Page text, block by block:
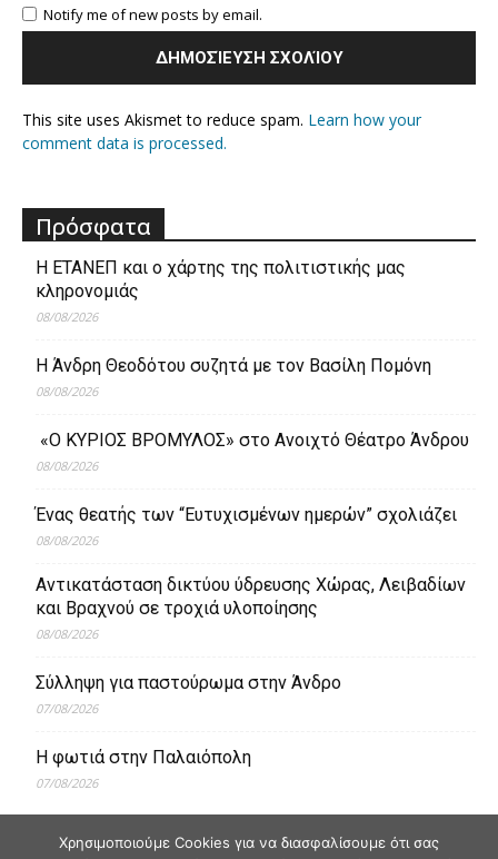
Notify me of new posts by email.
This site uses Akismet to reduce spam. Learn how your
comment data is processed.
Πρόσφατα
Η ΕΤΑΝΕΠ και ο χάρτης της πολιτιστικής μας
κληρονομιάς
08/08/2026
Η Άνδρη Θεοδότου συζητά με τον Βασίλη Πομόνη
08/08/2026
«Ο ΚΥΡΙΟΣ ΒΡΟΜΥΛΟΣ» στο Ανοιχτό Θέατρο Άνδρου
08/08/2026
Ένας θεατής των “Ευτυχισμένων ημερών” σχολιάζει
08/08/2026
Aντικατάσταση δικτύου ύδρευσης Χώρας, Λειβαδίων
και Βραχνού σε τροχιά υλοποίησης
08/08/2026
Σύλληψη για παστούρωμα στην Άνδρο
07/08/2026
Η φωτιά στην Παλαιόπολη
07/08/2026
Χρησιμοποιούμε Cookies για να διασφαλίσουμε ότι σας